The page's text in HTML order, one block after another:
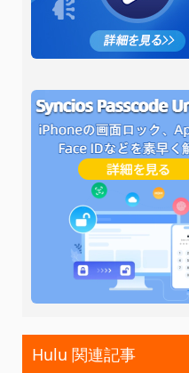
Hulu 関連記事